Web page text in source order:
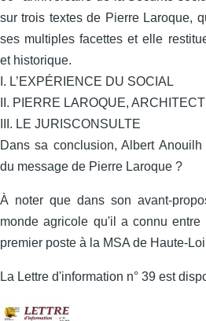
sur trois textes de Pierre Laroque,
ses multiples facettes et elle
et historique.
I. L’EXPÉRIENCE DU SOCIAL
II. PIERRE LAROQUE,
III. LE JURISCONSULTE
Dans sa conclusion, Albert Anouilh
du message de Pierre Laroque ?
À noter que dans son avant-
monde agricole qu'il a connu
premier poste à la MSA de Haute-
La Lettre d'information n° 39 est